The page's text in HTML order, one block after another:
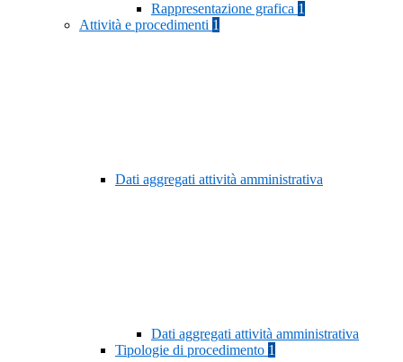
Rappresentazione grafica 1
Attività e procedimenti 1
Dati aggregati attività amministrativa
Dati aggregati attività amministrativa
Tipologie di procedimento 1